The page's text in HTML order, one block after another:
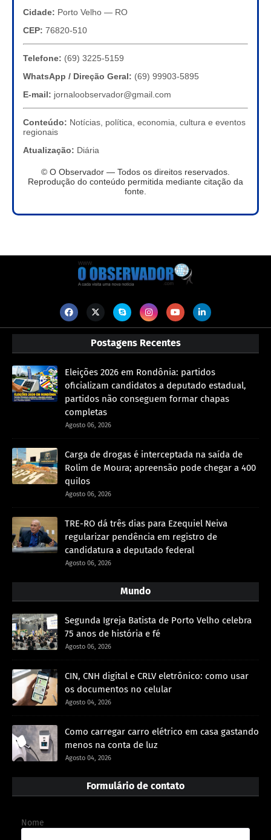
Cidade: Porto Velho — RO
CEP: 76820-510
Telefone: (69) 3225-5159
WhatsApp / Direção Geral: (69) 99903-5895
E-mail: jornaloobservador@gmail.com
Conteúdo: Notícias, política, economia, cultura e eventos
regionais
Atualização: Diária
© O Observador — Todos os direitos reservados.
Reprodução do conteúdo permitida mediante citação da
fonte.
Postagens Recentes
Eleições 2026 em Rondônia: partidos
oficializam candidatos a deputado estadual,
partidos não conseguem formar chapas
completas
Agosto 06, 2026
Carga de drogas é interceptada na saída de
Rolim de Moura; apreensão pode chegar a 400
quilos
Agosto 06, 2026
TRE-RO dá três dias para Ezequiel Neiva
regularizar pendência em registro de
candidatura a deputado federal
Agosto 06, 2026
Mundo
Segunda Igreja Batista de Porto Velho celebra
75 anos de história e fé
Agosto 06, 2026
CIN, CNH digital e CRLV eletrônico: como usar
os documentos no celular
Agosto 04, 2026
Como carregar carro elétrico em casa gastando
menos na conta de luz
Agosto 04, 2026
Formulário de contato
Nome